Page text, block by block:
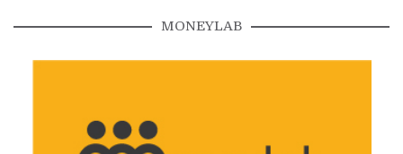
MONEYLAB